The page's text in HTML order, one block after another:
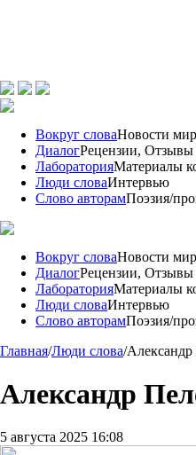
Вокруг словаНовости
ДиалогРецензии, Отзывы
ЛабораторияМатериалы
Люди словаИнтервью
Слово авторамПоэзия/
Вокруг словаНовости
ДиалогРецензии, Отзывы
ЛабораторияМатериалы
Люди словаИнтервью
Слово авторамПоэзия/
Главная/Люди слова/
Александр
5 августа 2025 16:08